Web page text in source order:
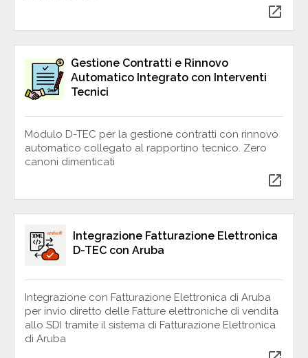
open_in_new
Gestione Contratti e Rinnovo
Automatico Integrato con Interventi
Tecnici
Modulo D-TEC per la gestione contratti con rinnovo
automatico collegato al rapportino tecnico. Zero
canoni dimenticati
open_in_new
Integrazione Fatturazione Elettronica
D-TEC con Aruba
Integrazione con Fatturazione Elettronica di Aruba
per invio diretto delle Fatture elettroniche di vendita
allo SDI tramite il sistema di Fatturazione Elettronica
di Aruba